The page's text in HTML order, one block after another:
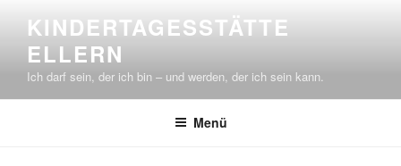
springen
KINDERTAGESSTÄTTE
ELLERN
Ich darf sein, der ich bin – und werden, der ich sein kann.
Menü